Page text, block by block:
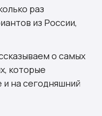
раз
из России,
о самых
которые
и на сегодняшний